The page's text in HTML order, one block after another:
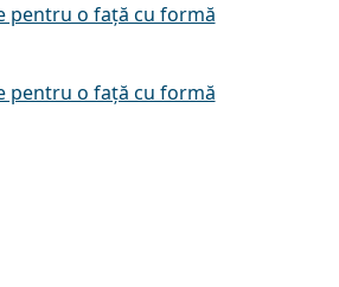
pentru o față cu formă
pentru o față cu formă